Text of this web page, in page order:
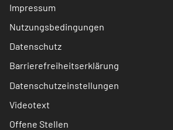
Impressum
Nutzungsbedingungen
Datenschutz
Barrierefreiheitserklärung
Datenschutzeinstellungen
Videotext
Offene Stellen